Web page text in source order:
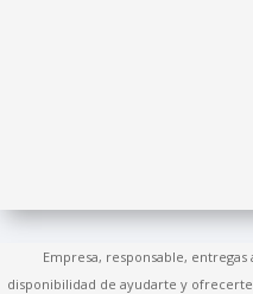
Empresa, responsable,
disponibilidad de ayudarte y